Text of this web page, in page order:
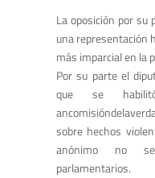
La oposición por su
una representación
más imparcial en la
Por su parte el
que se
sobre hechos
anónimo no
parlamentarios.